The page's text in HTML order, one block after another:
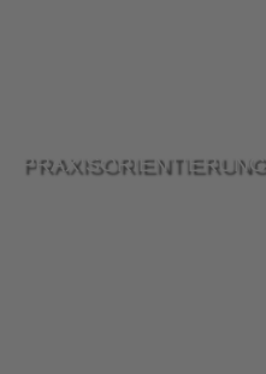
PRAXISORIENTIERUNG